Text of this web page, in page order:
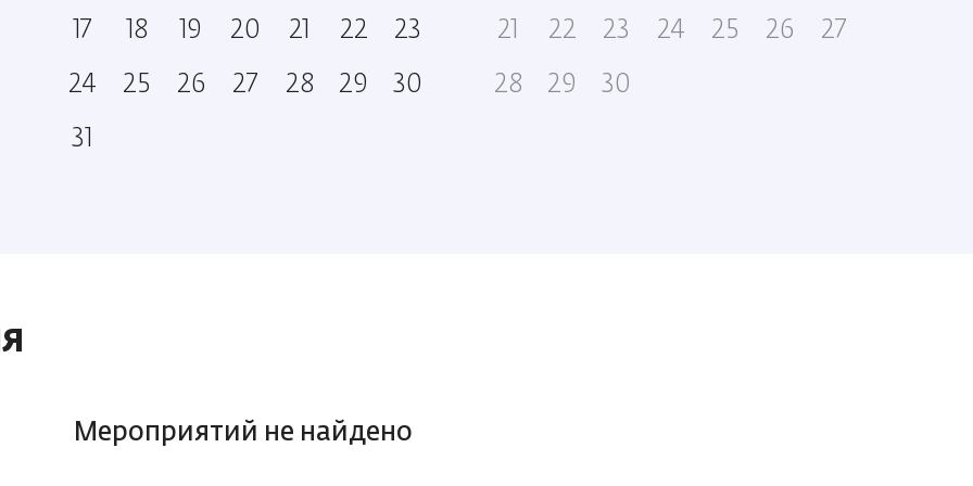
17 18 19 20 21 22 23
24 25 26 27 28 29 30
31
21 22 23 24 25 26 27
28 29 30
Мероприятий не найдено